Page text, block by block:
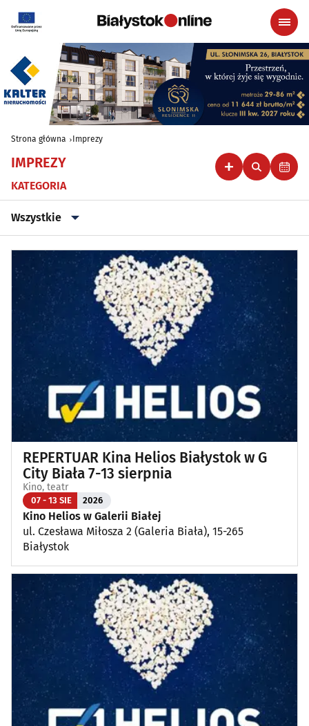
Strona główna Imprezy
IMPREZY
KATEGORIA
Wszystkie
Wszystkie
Klubowe, taneczne, granie do piwa(44)
Koncerty (87)
Koncerty muzyki poważnej(1)
Kino, teatr(111)
Wernisaże, wydarzenia artystyczne (3)
Wystawy(24)
Wydarzenia sportowe i rekreacyjne
Plenerowe, festyny(11)
Dla dzieci(3)
Targi, konferencje(8)
Wykłady, pokazy, imprezy okolicznościowe (12)
Poza Białymstokiem (1)
REPERTUAR Kina Helios Białystok w G
City Biała 7-13 sierpnia
Kino, teatr
07 - 13 SIE 2026
Kino Helios w Galerii Białej
ul. Czesława Miłosza 2 (Galeria Biała), 15-265
Białystok